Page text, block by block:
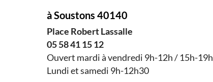
à Soustons 40140
Place Robert Lassalle
05 58 41 15 12
Ouvert mardi à vendredi 9h-12h / 15h-19h
Lundi et samedi 9h-12h30